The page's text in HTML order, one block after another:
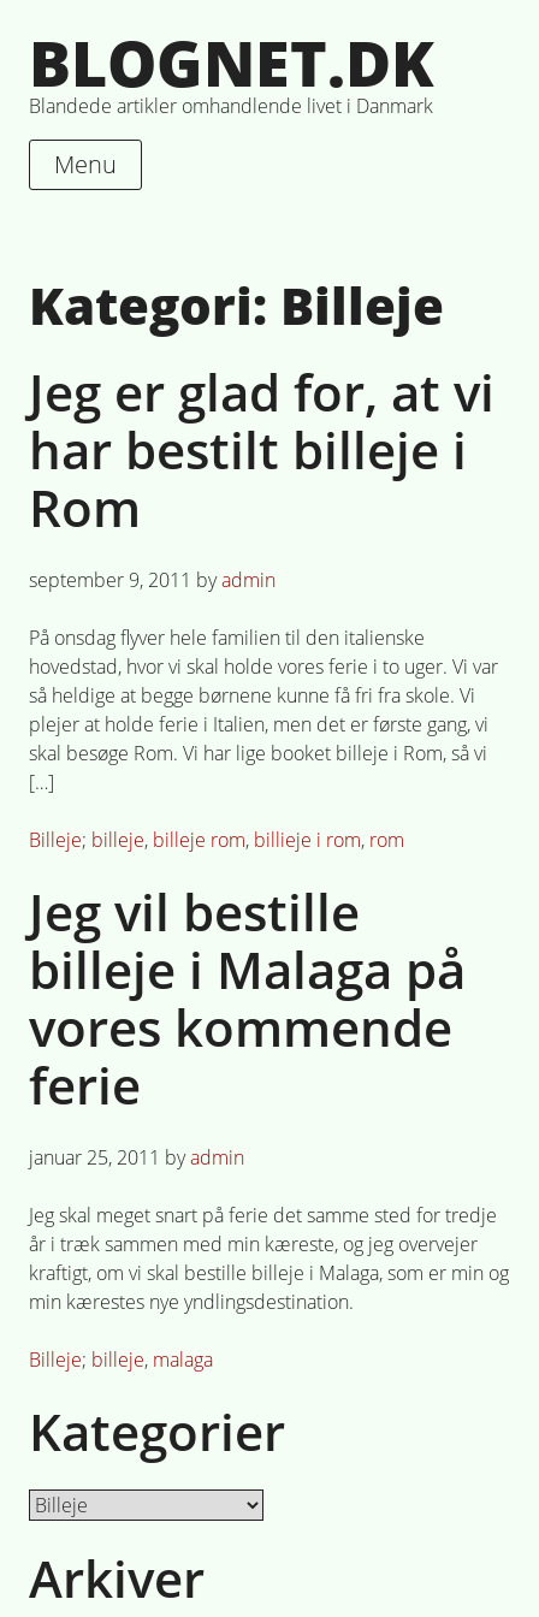
to
content
BLOGNET.DK
Blandede artikler omhandlende livet i Danmark
Menu
Kategori: Billeje
Jeg er glad for, at vi
har bestilt billeje i
Rom
Posted
september 9, 2011 byadmin
På onsdag flyver hele familien til den italienske
hovedstad, hvor vi skal holde vores ferie i to uger. Vi var
så heldige at begge børnene kunne få fri fra skole. Vi
plejer at holde ferie i Italien, men det er første gang, vi
skal besøge Rom. Vi har lige booket billeje i Rom, så vi
[…]
Posted
Billeje Tagged
billeje, billeje rom, billieje i rom, rom
Jeg vil bestille
billeje i Malaga på
vores kommende
ferie
Posted
januar 25, 2011 byadmin
Jeg skal meget snart på ferie det samme sted for tredje
år i træk sammen med min kæreste, og jeg overvejer
kraftigt, om vi skal bestille billeje i Malaga, som er min og
min kærestes nye yndlingsdestination.
Posted
Billeje Tagged
billeje, malaga
Kategorier
Kategorier
Arkiver